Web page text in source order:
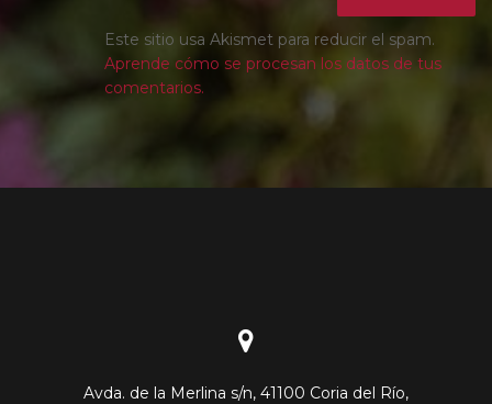
Este sitio usa Akismet para reducir el spam.
Aprende cómo se procesan los datos de tus
comentarios.
Avda. de la Merlina s/n, 41100 Coria del Río,